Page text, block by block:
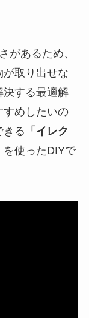
があるため、
取り出せな
決する最適解
すめしたいの
きる 「イレク
を使ったDIYで